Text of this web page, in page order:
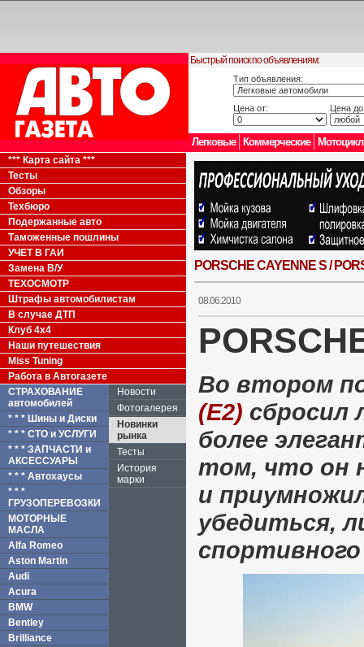
Быстрый поиск по объявлениям:
Тип объявления:
Цена от: Цена
Легковые Коммерческие
*** Карта сайта ***
Тесты
Обзоры
Техбюро
Подержанные авто
Таможенные пошлины
УЧЕТ В ГАИ
Замена В/У
ТЕХОСМОТР
Штрафы автомобилистам
В случае ДТП
Клуб 4x4
Наши путешествия
Miss Tuning
Работа в Автогазете
СТРАХОВАНИЕ
автомобилей
* * * Шины и Диски
* * * СТО и УСЛУГИ
* * * ЗАПЧАСТИ и
АКСЕССУАРЫ
* * * Автохаусы
* * *
ГРУЗОПЕРЕВОЗКИ
МОТОРНЫЕ
МАСЛА
Alfa Romeo
Aston Martin
Audi
Acura
BMW
Bentley
Brilliance
Новости
Фотогалерея
Новинки
рынка
Тесты
История
марки
PORSCHE CAYENNE S /
08.06.2010
Во втором
(Е2) сбросил
более
том, что он
и
убедиться,